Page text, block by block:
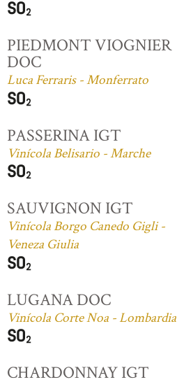
PIEDMONT VIOGNIER
DOC
Luca Ferraris - Monferrato
PASSERINA IGT
Vinícola Belisario - Marche
SAUVIGNON IGT
Vinícola Borgo Canedo Gigli -
Veneza Giulia
LUGANA DOC
Vinícola Corte Noa - Lombardia
CHARDONNAY IGT